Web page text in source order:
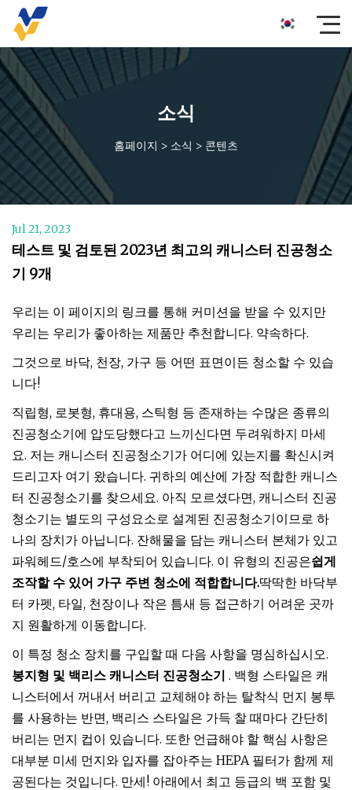
소식
홈페이지 > 소식 > 콘텐츠
Jul 21, 2023
테스트 및 검토된 2023년 최고의 캐니스터 진공청소
기 9개
우리는 이 페이지의 링크를 통해 커미션을 받을 수 있지만
우리는 우리가 좋아하는 제품만 추천합니다. 약속하다.
그것으로 바닥, 천장, 가구 등 어떤 표면이든 청소할 수 있습
니다!
직립형, 로봇형, 휴대용, 스틱형 등 존재하는 수많은 종류의
진공청소기에 압도당했다고 느끼신다면 두려워하지 마세
요. 저는 캐니스터 진공청소기가 어디에 있는지를 확신시켜
드리고자 여기 왔습니다. 귀하의 예산에 가장 적합한 캐니스
터 진공청소기를 찾으세요. 아직 모르셨다면, 캐니스터 진공
청소기는 별도의 구성요소로 설계된 진공청소기이므로 하
나의 장치가 아닙니다. 잔해물을 담는 캐니스터 본체가 있고
파워헤드/호스에 부착되어 있습니다. 이 유형의 진공은쉽게
조작할 수 있어 가구 주변 청소에 적합합니다.딱딱한 바닥부
터 카펫, 타일, 천장이나 작은 틈새 등 접근하기 어려운 곳까
지 원활하게 이동합니다.
이 특정 청소 장치를 구입할 때 다음 사항을 명심하십시오.
봉지형 및 백리스 캐니스터 진공청소기 . 백형 스타일은 캐
니스터에서 꺼내서 버리고 교체해야 하는 탈착식 먼지 봉투
를 사용하는 반면, 백리스 스타일은 가득 찰 때마다 간단히
버리는 먼지 컵이 있습니다. 또한 언급해야 할 핵심 사항은
대부분 미세 먼지와 입자를 잡아주는 HEPA 필터가 함께 제
공된다는 것입니다. 만세! 아래에서 최고 등급의 백 포함 및